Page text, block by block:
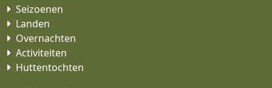
Seizoenen
Landen
Overnachten
Activiteiten
Huttentochten